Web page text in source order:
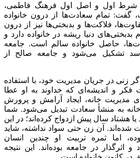
شرط اول و اصل اول فرهنگ فاطمی،
گفت: تمام سعادت‌ها از درون خانواده
فلاکت‌ها و بدبختی‌ها نیز از درون
بدبختی‌های دنیا ریشه در خانواده دارد و
حاصل خانواده سالم است. جامعه
تشکیل می‌شود و جامعه صالح از
زنی در جریان مدیریت خود، با استفاده
فکر و اندیشه‌ای که خداوند به او عطا
مدیریت خانه، ایجاد آرامش و پرورش
خانه به منشأ سعادت تبدیل می‌شود. شما
هشتاد سال پیش ازدواج کرده‌اند؛ در این
شده‌اند. آن زن حتی سواد نداشته، شاید
اما ثمره تربیت او چندین انسان
و اثرگذار در جامعه بوده‌اند. این نتیجه